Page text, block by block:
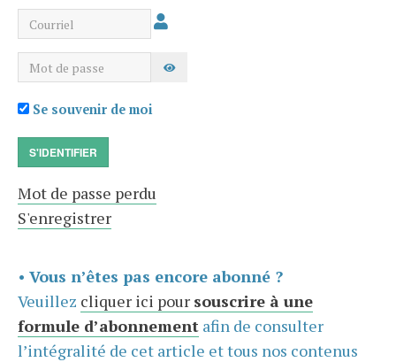
Courriel
Mot de passe AFFICHER LE MOT DE PASSE
Se souvenir de moi
S'IDENTIFIER
Mot de passe perdu
S'enregistrer
• Vous n’êtes pas encore abonné ?
Veuillez cliquer ici pour souscrire à une
formule d’abonnement afin de consulter
l’intégralité de cet article et tous nos contenus